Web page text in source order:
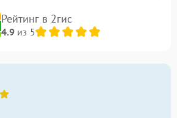
Рейтинг в 2гис
4.9из 5